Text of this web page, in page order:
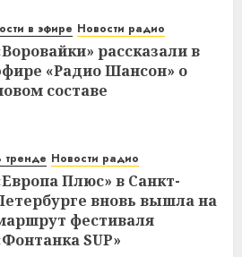
в эфире Новости радио
рассказали в
«Радио Шансон» о
составе
тренде Новости радио
Плюс» в Санкт-
вновь вышла на
фестиваля
SUP»